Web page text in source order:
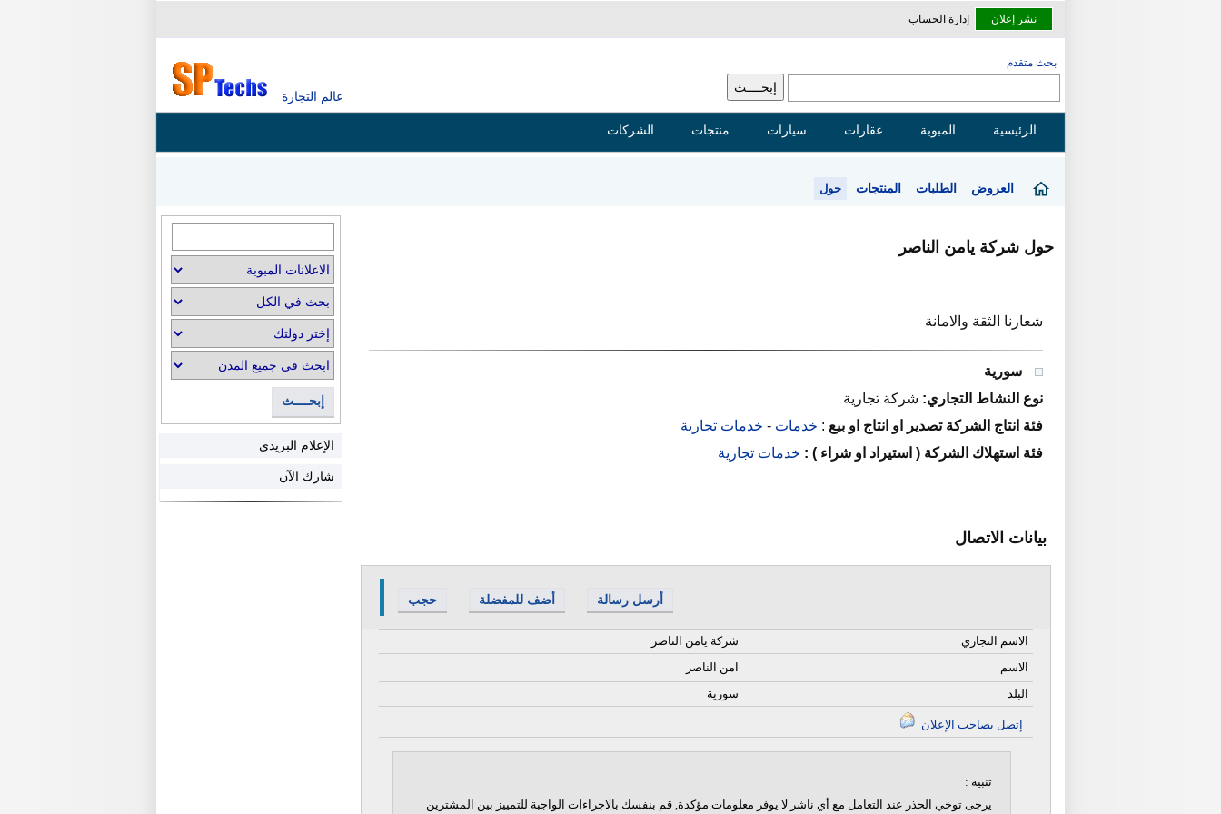
نشر إعلان إدارة الحساب
عالم التجارة
بحث متقدم
الرئيسية المبوبة عقارات سيارات منتجات الشركات
العروض الطلبات المنتجات حول
حول شركة يامن الناصر
شعارنا الثقة والامانة
سورية
نوع النشاط التجاري: شركة تجارية
فئة انتاج الشركة تصدير او انتاج او بيع : خدمات - خدمات تجارية
فئة استهلاك الشركة ( استيراد او شراء ) : خدمات تجارية
بيانات الاتصال
حجب أضف للمفضلة أرسل رسالة
شركة يامن الناصر
الاسم التجاري
امن الناصر
الاسم
سورية
البلد
تنبيه :
يرجى توخي الحذر عند التعامل مع أي ناشر لا يوفر معلومات مؤكدة, قم بنفسك بالاجراءات الواجبة للتمييز بين المشترين
إبحــــث
الإعلام البريدي
شارك الآن